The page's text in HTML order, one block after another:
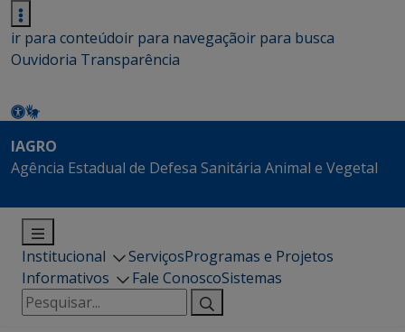
ir para conteúdoir para navegaçãoir para busca
Ouvidoria Transparência
IAGRO
Agência Estadual de Defesa Sanitária Animal e Vegetal
Institucional ServiçosProgramas e Projetos
Informativos
Fale ConoscoSistemas
Pesquisar
por: